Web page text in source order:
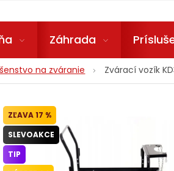
Záhrada
na zváranie Zvárací vozík
17 %
SLEVOAKCE
TIP